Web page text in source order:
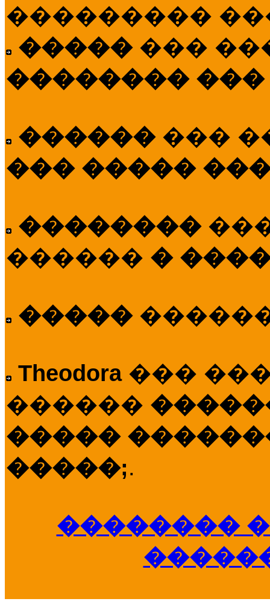
���������
����� ���
��������
������ ���
��� �����
��������
������ �
�����
Theodora ���
������
�����
�����;.
��������